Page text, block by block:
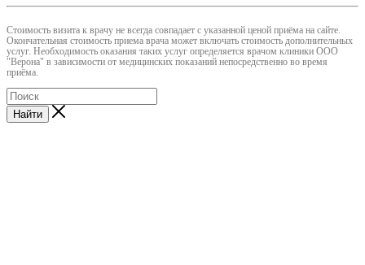
Cтоимость визита к врачу не всегда совпадает с указанной ценой приёма на сайте.
Окончательная стоимость приема врача может включать стоимость дополнительных
услуг. Необходимость оказания таких услуг определяется врачом клиники ООО
"Верона" в зависимости от медицинских показаний непосредственно во время
приёма.
Найти